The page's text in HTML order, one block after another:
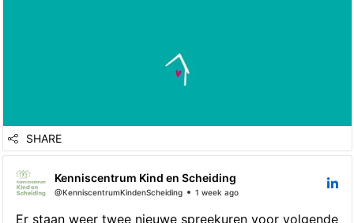
SHARE
Kenniscentrum Kind en Scheiding
@KenniscentrumKindenScheiding 1 week ago
Er staan weer twee nieuwe spreekuren voor volgende